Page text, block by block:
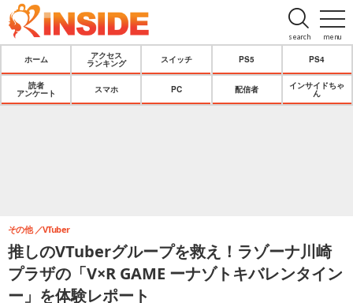
menu
search
ホーム
アクセス
ランキング
スイッチ PS5 PS4
読者
アンケート
スマホ PC 配信者
インサイドちゃ
ん
推しのVTuberグループを救え！ラゾーナ川崎
プラザの「V×R GAME ーナゾトキバレンタイン
ー」を体験レポート
その他 VTuber